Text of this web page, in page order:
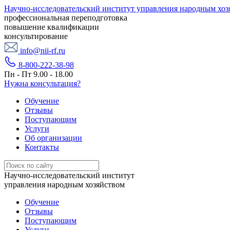
Научно-исследовательский институт управления народным
профессиональная переподготовка
повышение квалификации
консультирование
info@nii-rf.ru
8-800-222-38-98
Пн - Пт 9.00 - 18.00
Нужна консультация?
Обучение
Отзывы
Поступающим
Услуги
Об организации
Контакты
Научно-исследовательский институт
управления народным хозяйством
Обучение
Отзывы
Поступающим